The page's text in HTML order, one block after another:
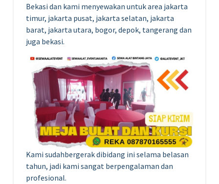
Bekasi dan kami menyewakan untuk area jakarta
timur, jakarta pusat, jakarta selatan, jakarta
barat, jakarta utara, bogor, depok, tangerang dan
juga bekasi.
Kami sudahbergerak dibidang ini selama belasan
tahun, jadi kami sangat berpengalaman dan
profesional.